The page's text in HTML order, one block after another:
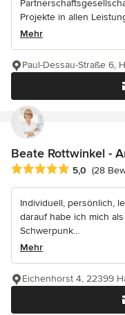
Projekte in allen
Mehr
Paul-Dessau-Straße 6,
Beate Rottwinkel -
Durchschnittliche
5,0 (28
Individuell, persönlich,
darauf habe ich mich
Schwerpunk...
Mehr
Eichenhorst 4, 22399